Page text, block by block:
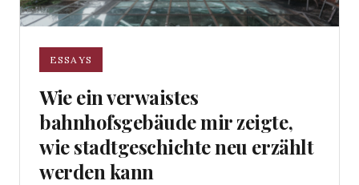
ESSAYS
Wie ein verwaistes
bahnhofsgebäude mir zeigte,
wie stadtgeschichte neu erzählt
werden kann